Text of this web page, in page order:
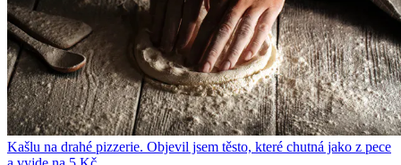
Kašlu na drahé pizzerie. Objevil jsem těsto, které chutná jako z pece